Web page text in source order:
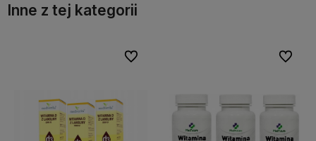
Inne z tej kategorii
Do ulubionych
Do ulubionych Do
Do